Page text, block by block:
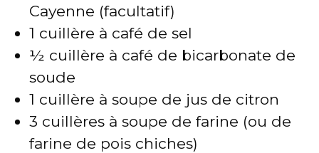
Cayenne (facultatif)
1 cuillère à café de sel
½ cuillère à café de bicarbonate de
soude
1 cuillère à soupe de jus de citron
3 cuillères à soupe de farine (ou de
farine de pois chiches)